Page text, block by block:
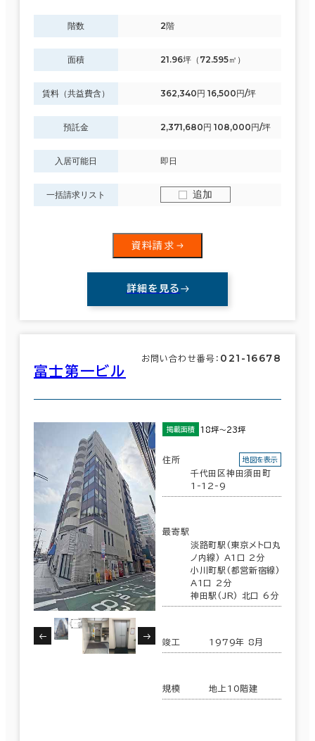
階数 2階
面積 21.96坪（72.595㎡）
賃料（共益費含） 362,340円 16,500円/坪
預託金 2,371,680円 108,000円/坪
入居可能日 即日
一括請求リスト 追加
資料請求
詳細を見る
富士第一ビル
お問い合わせ番号： 021-16678
掲載面積 18坪～23坪
住所
千代田区神田須田町
1-12-9
地図を表示
最寄駅
淡路町駅(東京メトロ丸
ノ内線) A1口 2分
小川町駅(都営新宿線)
A1口 2分
神田駅(JR) 北口 6分
竣工 1979年 8月
規模 地上10階建